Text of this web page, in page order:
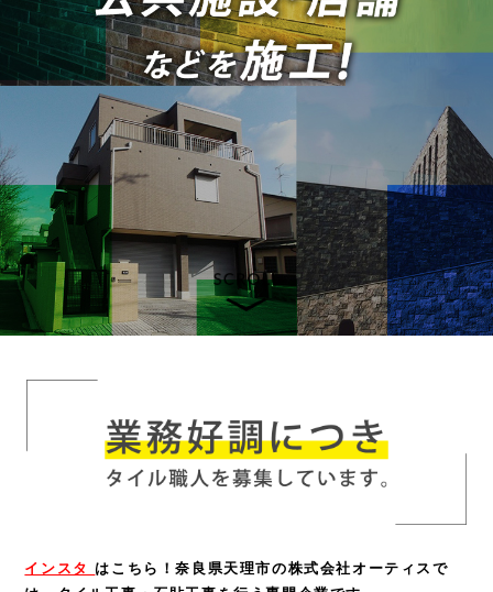
インスタ はこちら！奈良県天理市の株式会社オーティスで